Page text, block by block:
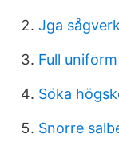
Jga
Full
Söka
Snorre